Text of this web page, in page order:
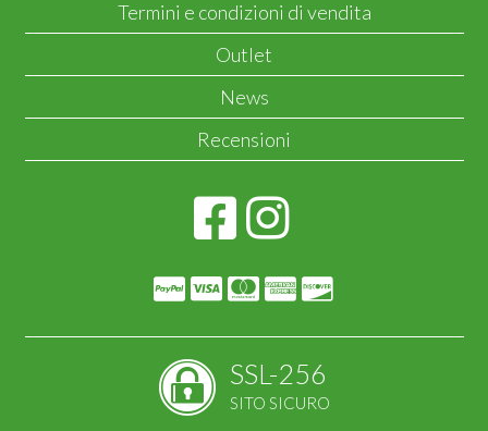
Termini e condizioni di vendita
Outlet
News
Recensioni
SSL-256
SITO SICURO